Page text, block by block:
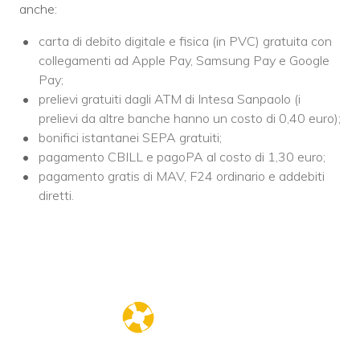
anche:
carta di debito digitale e fisica (in PVC) gratuita con
collegamenti ad Apple Pay, Samsung Pay e Google
Pay;
prelievi gratuiti dagli ATM di Intesa Sanpaolo (i
prelievi da altre banche hanno un costo di 0,40 euro);
bonifici istantanei SEPA gratuiti;
pagamento CBILL e pagoPA al costo di 1,30 euro;
pagamento gratis di MAV, F24 ordinario e addebiti
diretti.